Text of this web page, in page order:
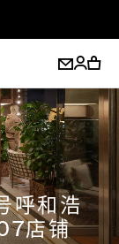
呼和浩
店铺